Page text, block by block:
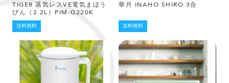
TIGER 蒸気レスVE電気まほう
びん（2.2L）PIM-G220K
送料無料
華月 INAHO SHIRO 3合
送料無料